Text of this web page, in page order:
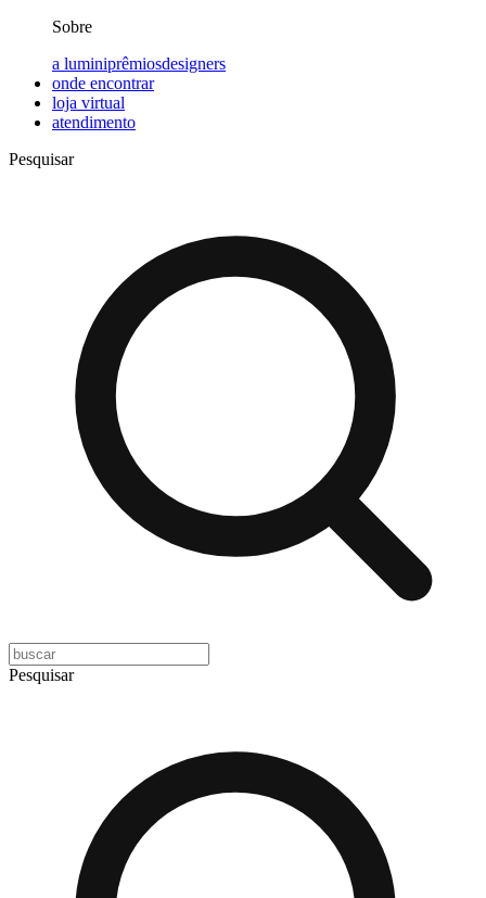
Sobre
a luminiprêmiosdesigners
onde encontrar
loja virtual
atendimento
Pesquisar
Pesquisar